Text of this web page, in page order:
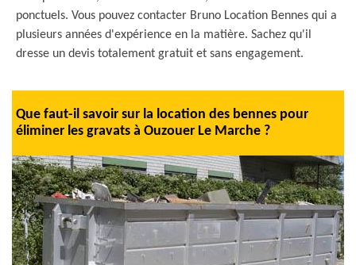
ponctuels. Vous pouvez contacter Bruno Location Bennes qui a
plusieurs années d'expérience en la matière. Sachez qu'il
dresse un devis totalement gratuit et sans engagement.
Que faut-il savoir sur la location des bennes pour
éliminer les gravats à Ouzouer Le Marche ?